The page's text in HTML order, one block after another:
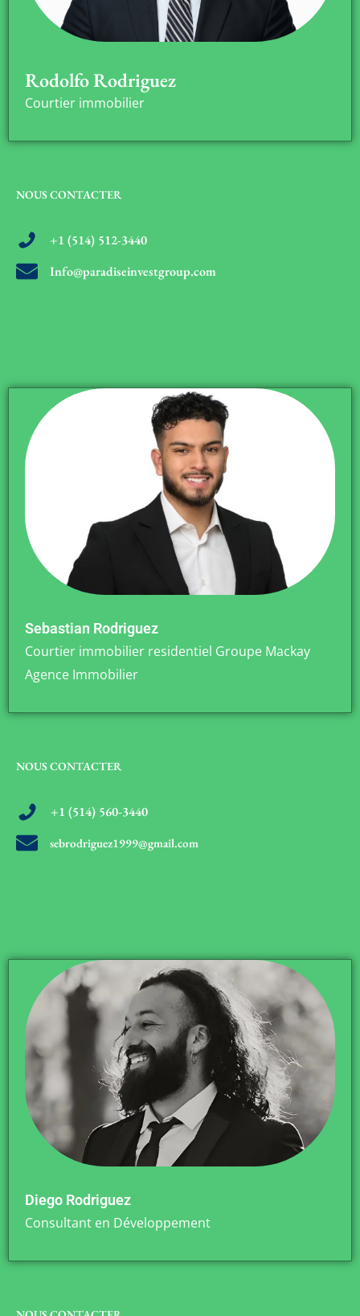
Rodolfo Rodriguez
Courtier immobilier
NOUS CONTACTER
+1 (514) 512-3440
Info@paradiseinvestgroup.com
Sebastian Rodriguez
Courtier immobilier residentiel Groupe Mackay
Agence Immobilier
NOUS CONTACTER
+1 (514) 560-3440
sebrodriguez1999@gmail.com
Diego Rodriguez
Consultant en Développement